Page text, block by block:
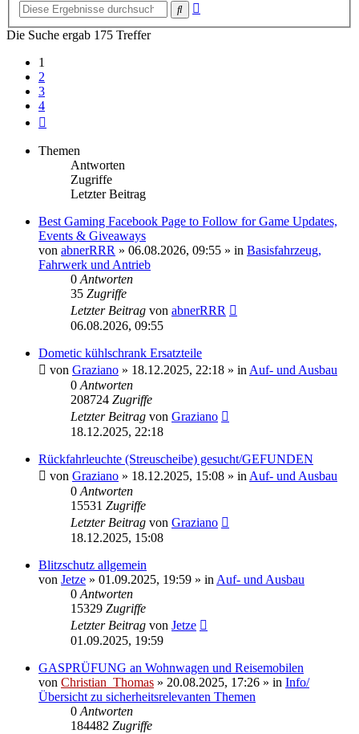
Suche
Die Suche ergab 175 Treffer
1
2
3
4
Themen
Antworten
Zugriffe
Letzter Beitrag
Best Gaming Facebook Page to Follow for Game Updates,
Events & Giveaways
von abnerRRR » 06.08.2026, 09:55 » in Basisfahrzeug,
Fahrwerk und Antrieb
0Antworten
35 Zugriffe
Letzter Beitrag von abnerRRR
06.08.2026, 09:55
Dometic kühlschrank Ersatzteile
von Graziano » 18.12.2025, 22:18 » inAuf- und Ausbau
0Antworten
208724 Zugriffe
Letzter Beitrag von Graziano
18.12.2025, 22:18
Rückfahrleuchte (Streuscheibe) gesucht/GEFUNDEN
von Graziano » 18.12.2025, 15:08 » inAuf- und Ausbau
0Antworten
15531 Zugriffe
Letzter Beitrag von Graziano
18.12.2025, 15:08
Blitzschutz allgemein
von Jetze » 01.09.2025, 19:59 » inAuf- und Ausbau
0Antworten
15329 Zugriffe
Letzter Beitrag von Jetze
01.09.2025, 19:59
GASPRÜFUNG an Wohnwagen und Reisemobilen
von Christian_Thomas » 20.08.2025, 17:26 » in Info/
Übersicht zu sicherheitsrelevanten Themen
0Antworten
184482 Zugriffe